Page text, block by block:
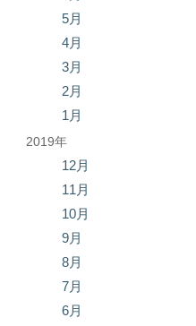
5月
4月
3月
2月
1月
2019年
12月
11月
10月
9月
8月
7月
6月